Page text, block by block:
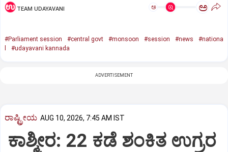
TEAM UDAYAVANI ಅ ಅ
#Parliament session #central govt #monsoon #session #news
#nationa
#udayavani kannada
ADVERTISEMENT
ರಾಷ್ಟ್ರೀಯ AUG 10, 2026, 7:45 AM IST
ಕಾಶ್ಮೀರ: 22 ಕಡೆ ಶಂಕಿತ ಉಗ್ರರ